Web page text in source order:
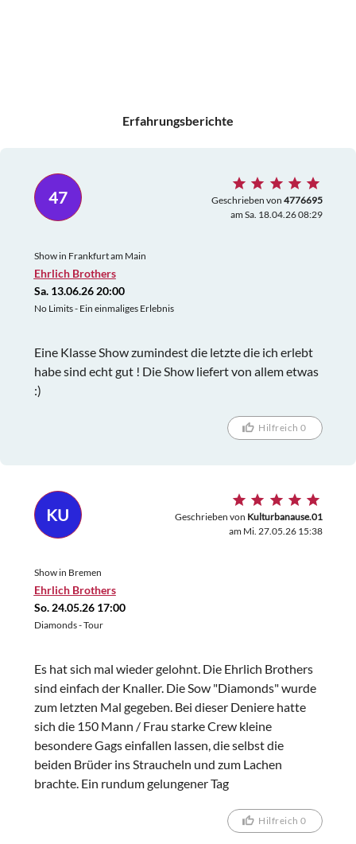
Erfahrungsberichte
47 Geschrieben von 4776695
am Sa. 18.04.26 08:29
Show in Frankfurt am Main
Ehrlich Brothers
Sa. 13.06.26 20:00
No Limits - Ein einmaliges Erlebnis
Eine Klasse Show zumindest die letzte die ich erlebt
habe sind echt gut ! Die Show liefert von allem etwas
:)
Hilfreich 0
KU Geschrieben von Kulturbanause.01
am Mi. 27.05.26 15:38
Show in Bremen
Ehrlich Brothers
So. 24.05.26 17:00
Diamonds - Tour
Es hat sich mal wieder gelohnt. Die Ehrlich Brothers
sind einfach der Knaller. Die Sow "Diamonds" wurde
zum letzten Mal gegeben. Bei dieser Deniere hatte
sich die 150 Mann / Frau starke Crew kleine
besondere Gags einfallen lassen, die selbst die
beiden Brüder ins Straucheln und zum Lachen
brachte. Ein rundum gelungener Tag
Hilfreich 0